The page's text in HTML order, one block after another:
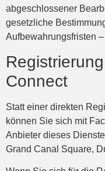
abgeschlossener
gesetzliche
Aufbewahrungsfristen
Connect
Statt einer direkten
können Sie sich mit
Anbieter dieses
Grand Canal Square,